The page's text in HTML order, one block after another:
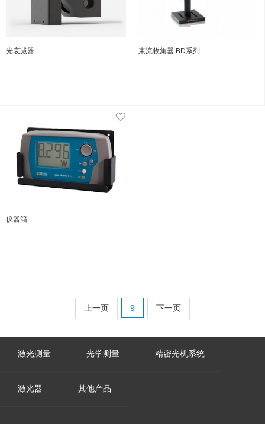
光衰减器 束流收集器 BD系列
仪器箱
上一页 9 下一页
激光测量 光学测量 精密光机系统
激光器 其他产品